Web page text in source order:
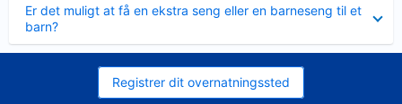
Er det muligt at få en ekstra seng eller en barneseng til et
barn?
Registrer dit overnatningssted